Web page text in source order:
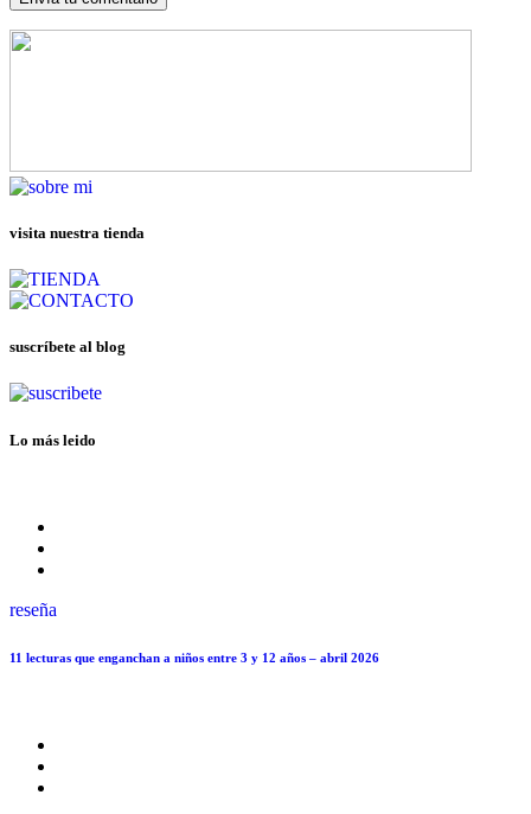
visita nuestra tienda
suscríbete al blog
Lo más leido
reseña
11 lecturas que enganchan a niños entre 3 y 12 años – abril 2026